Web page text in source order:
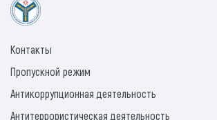
Контакты
Пропускной режим
Антикоррупционная деятельность
Антитеррористическая деятельность